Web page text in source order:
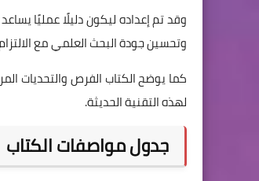
وقد تم إعداده ليكون دليلًا عمليًا
وتحسين جودة البحث العلمي مع الالتزام
كما يوضح الكتاب الفرص والتحديات
لهذه التقنية الحديثة.
جدول مواصفات الكتاب